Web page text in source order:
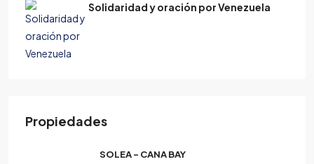
Solidaridad y oración por Venezuela
Propiedades
SOLEA – CANA BAY